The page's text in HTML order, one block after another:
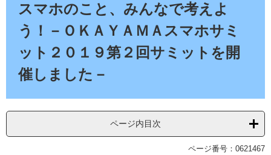
スマホのこと、みんなで考えよ
う！－ＯＫＡＹＡＭＡスマホサミ
ット２０１９第２回サミットを開
催しました－
ページ内目次
ページ番号：0621467